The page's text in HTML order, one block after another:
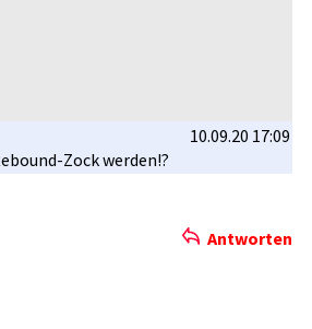
10.09.20 17:09
Zo­ck werden!?
Antworten